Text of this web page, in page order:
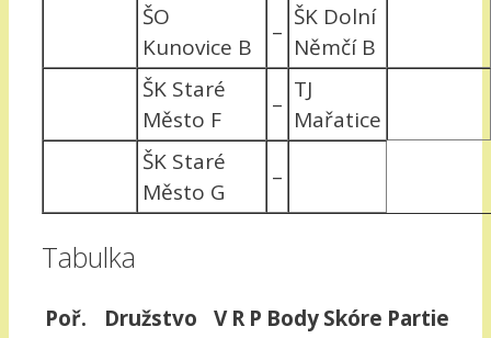
ŠO
Kunovice B
–
ŠK Dolní
Němčí B
ŠK Staré
Město F
–
TJ
Mařatice
ŠK Staré
Město G
–
Tabulka
Poř. Družstvo V R P BodySkóre Partie